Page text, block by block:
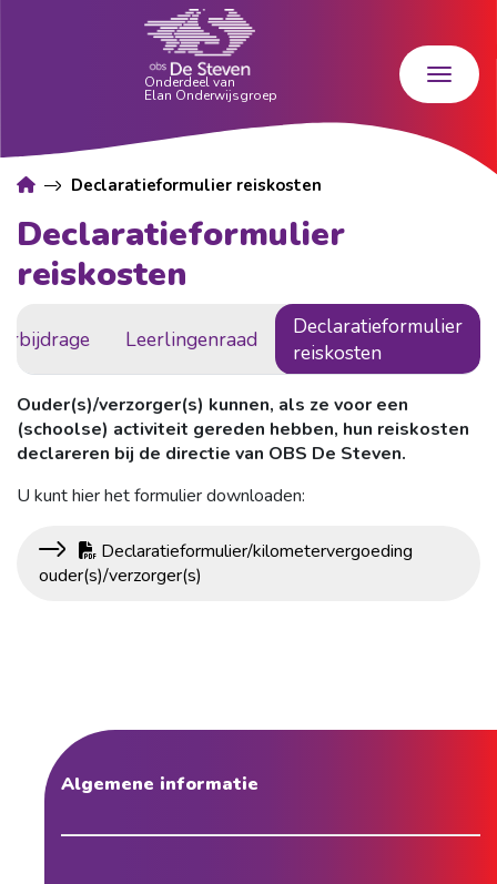
Declaratieformulier reiskosten
Declaratieformulier
reiskosten
Leerlingenraad
Declaratieformulier
reiskosten
Ouder(s)/verzorger(s) kunnen, als ze voor een
(schoolse) activiteit gereden hebben, hun reiskosten
declareren bij de directie van OBS De Steven.
U kunt hier het formulier downloaden:
Declaratieformulier/kilometervergoeding
ouder(s)/verzorger(s)
Algemene informatie